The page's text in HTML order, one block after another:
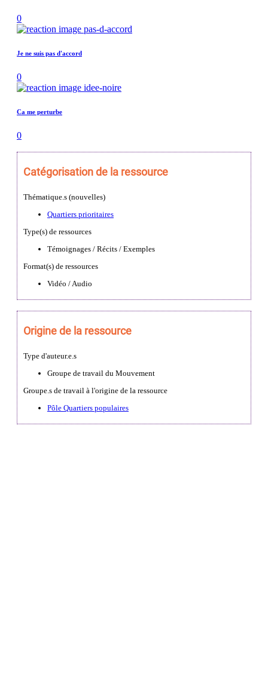
0
Je ne suis pas d'accord
0
Ca me perturbe
0
Catégorisation de la ressource
Thématique.s (nouvelles)
Quartiers prioritaires
Type(s) de ressources
Témoignages / Récits / Exemples
Format(s) de ressources
Vidéo / Audio
Origine de la ressource
Type d'auteur.e.s
Groupe de travail du Mouvement
Groupe.s de travail à l'origine de la ressource
Pôle Quartiers populaires